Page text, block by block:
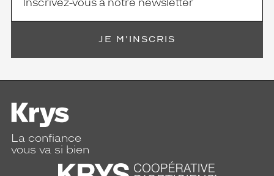
JE M'INSCRIS
La confiance
vous va si bien